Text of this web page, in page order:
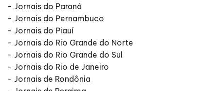
- Jornais do Paraná
- Jornais do Pernambuco
- Jornais do Piauí
- Jornais do Rio Grande do Norte
- Jornais do Rio Grande do Sul
- Jornais do Rio de Janeiro
- Jornais de Rondônia